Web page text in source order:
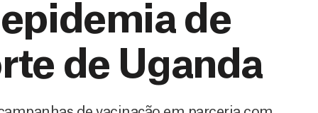
de
de Uganda